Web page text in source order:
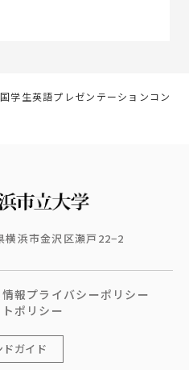
学生英語プレゼンテーションコン
浜市金沢区瀬戸22−2
報プライバシーポリシー
ポリシー
ドガイド